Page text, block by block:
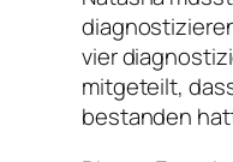
vier
mitgeteilt,
bestanden